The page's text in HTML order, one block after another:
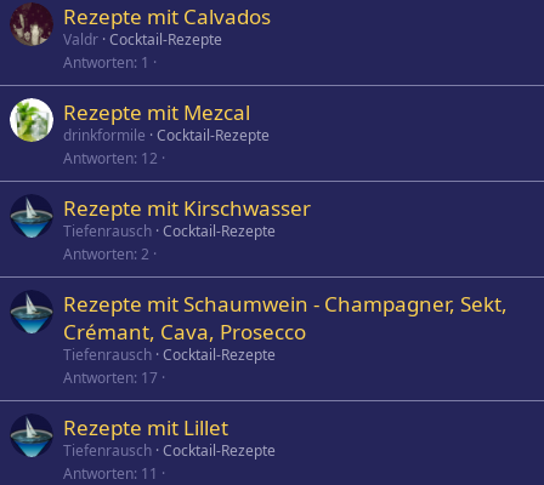
Rezepte mit Calvados
Valdr Cocktail-Rezepte
Antworten 1
Rezepte mit Mezcal
drinkformile Cocktail-Rezepte
Antworten 12
Rezepte mit Kirschwasser
Tiefenrausch Cocktail-Rezepte
Antworten 2
Rezepte mit Schaumwein - Champagner, Sekt,
Crémant, Cava, Prosecco
Tiefenrausch Cocktail-Rezepte
Antworten 17
Rezepte mit Lillet
Tiefenrausch Cocktail-Rezepte
Antworten 11